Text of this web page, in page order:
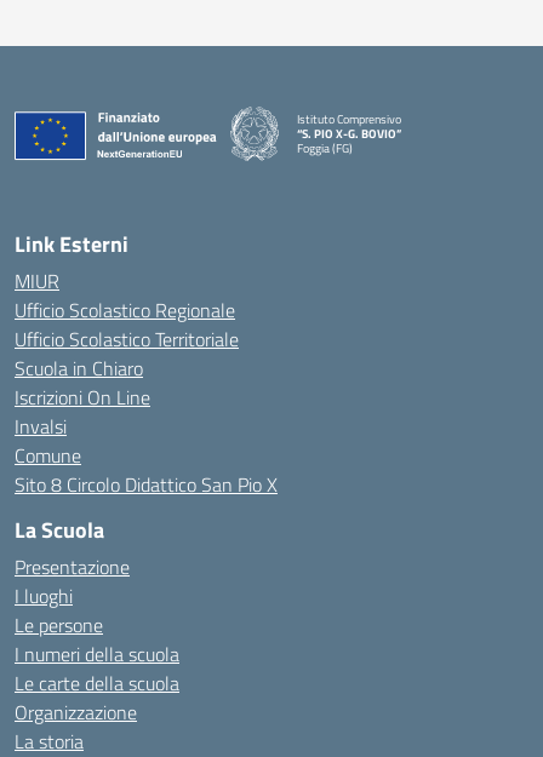
Istituto Comprensivo
“S. PIO X-G. BOVIO”
Foggia (FG)
— Visita la pagina iniziale della scuola
Link Esterni
MIUR
Ufficio Scolastico Regionale
Ufficio Scolastico Territoriale
Scuola in Chiaro
Iscrizioni On Line
Invalsi
Comune
Sito 8 Circolo Didattico San Pio X
La Scuola
Presentazione
I luoghi
Le persone
I numeri della scuola
Le carte della scuola
Organizzazione
La storia